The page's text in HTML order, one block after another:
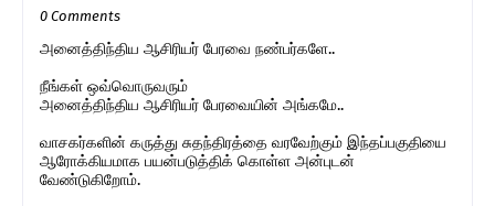
0 Comments
அனைத்திந்திய ஆசிரியர் பேரவை நண்பர்களே..
நீங்கள் ஒவ்வொருவரும்
அனைத்திந்திய ஆசிரியர் பேரவையின் அங்கமே..
வாசகர்களின் கருத்து சுதந்திரத்தை வரவேற்கும் இந்தப்பகுதியை
ஆரோக்கியமாக பயன்படுத்திக் கொள்ள அன்புடன்
வேண்டுகிறோம்.